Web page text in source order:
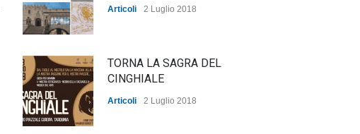
Articoli 2 Luglio 2018
TORNA LA SAGRA DEL
CINGHIALE
Articoli 2 Luglio 2018